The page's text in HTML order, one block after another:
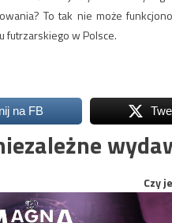
To tak nie może
futrzarskiego w Polsce.
na FB
Czy